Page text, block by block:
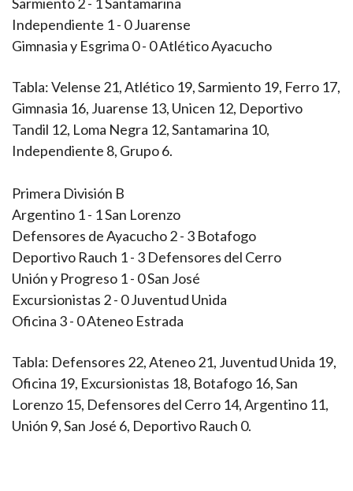
Independiente 1 - 0 Juarense
Gimnasia y Esgrima 0 - 0 Atlético Ayacucho
Tabla: Velense 21, Atlético 19, Sarmiento 19, Ferro 17,
Gimnasia 16, Juarense 13, Unicen 12, Deportivo
Tandil 12, Loma Negra 12, Santamarina 10,
Independiente 8, Grupo 6.
Primera División B
Argentino 1 - 1 San Lorenzo
Defensores de Ayacucho 2 - 3 Botafogo
Deportivo Rauch 1 - 3 Defensores del Cerro
Unión y Progreso 1 - 0 San José
Excursionistas 2 - 0 Juventud Unida
Oficina 3 - 0 Ateneo Estrada
Tabla: Defensores 22, Ateneo 21, Juventud Unida 19,
Oficina 19, Excursionistas 18, Botafogo 16, San
Lorenzo 15, Defensores del Cerro 14, Argentino 11,
Unión 9, San José 6, Deportivo Rauch 0.